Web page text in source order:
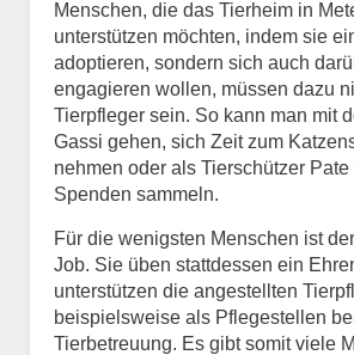
Menschen, die das Tierheim in
unterstützen möchten, indem sie
adoptieren, sondern sich auch
engagieren wollen, müssen dazu
Tierpfleger sein. So kann man mit
Gassi gehen, sich Zeit zum
nehmen oder als Tierschützer
Spenden sammeln.
Für die wenigsten Menschen ist
Job. Sie üben stattdessen ein
unterstützen die angestellten
beispielsweise als Pflegestellen
Tierbetreuung. Es gibt somit viele